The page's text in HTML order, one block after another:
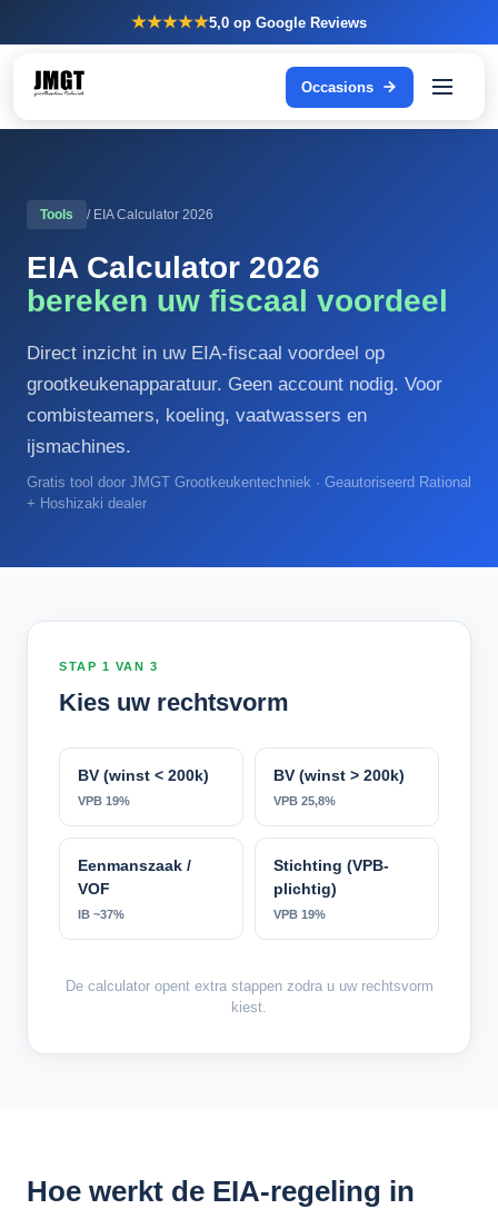
★★★★★5,0 op Google Reviews
Occasions
Tools / EIA Calculator 2026
EIA Calculator 2026
bereken uw fiscaal voordeel
Direct inzicht in uw EIA-fiscaal voordeel op
grootkeukenapparatuur. Geen account nodig. Voor
combisteamers, koeling, vaatwassers en
ijsmachines.
Gratis tool door JMGT Grootkeukentechniek · Geautoriseerd Rational
+ Hoshizaki dealer
STAP 1 VAN 3
Kies uw rechtsvorm
BV (winst < 200k)
VPB 19%
BV (winst > 200k)
VPB 25,8%
Eenmanszaak /
VOF
IB ~37%
Stichting (VPB-
plichtig)
VPB 19%
De calculator opent extra stappen zodra u uw rechtsvorm
kiest.
Hoe werkt de EIA-regeling in